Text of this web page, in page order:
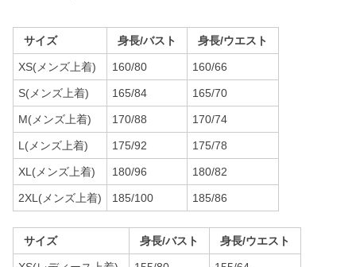
サイズ 身長/バスト 身長/ウエスト
XS(メンズ上着) 160/80 160/66
S(メンズ上着) 165/84 165/70
M(メンズ上着) 170/88 170/74
L(メンズ上着) 175/92 175/78
XL(メンズ上着) 180/96 180/82
2XL(メンズ上着) 185/100 185/86
サイズ 身長/バスト 身長/ウエスト